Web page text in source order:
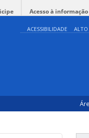
Acesso à informação
ACESSIBILIDADE ALTO